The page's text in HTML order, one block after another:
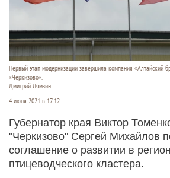
Первый этап модернизации завершила компания «Алтайский
«Черкизово».
Дмитрий Лямзин
4 июня 2021 в 17:12
Губернатор края Виктор
"Черкизово" Сергей Михайлов
соглашение о развитии в
птицеводческого кластера.